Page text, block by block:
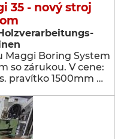
35 - nový stroj
Maggi Boring System
so zárukou. V cene:
pravítko 1500mm …